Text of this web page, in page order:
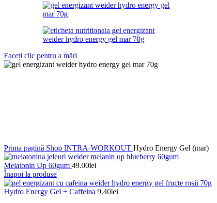
Faceți clic pentru a mări
Prima pagină Shop INTRA-WORKOUT Hydro Energy Gel (mar)
Melatonin Up 60gum 49.00lei
Înapoi la produse
Hydro Energy Gel + Caffeina 9.40lei